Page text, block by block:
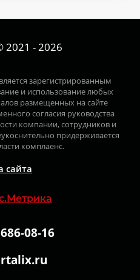
2021 - 2026
зарегистрированным
и использование любых
размещенных на сайте
согласия руководства
компании, сотрудников и
придерживается
комплаенс.
сайта
08-16